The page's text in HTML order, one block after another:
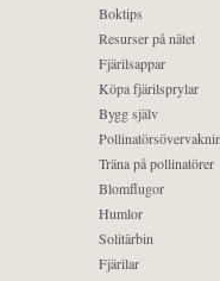
Boktips
Resurser på nätet
Fjärilsappar
Köpa fjärilsprylar
Bygg själv
Träna på pollinatörer
Blomflugor
Humlor
Solitärbin
Fjärilar